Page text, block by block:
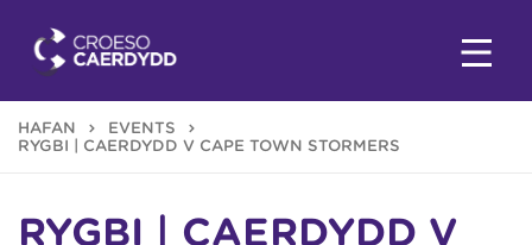
HAFAN
EVENTS
RYGBI | CAERDYDD V CAPE TOWN STORMERS
RYGBI | CAERDYDD V